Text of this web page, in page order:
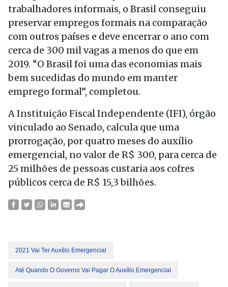
trabalhadores informais, o Brasil conseguiu
preservar empregos formais na comparação
com outros países e deve encerrar o ano com
cerca de 300 mil vagas a menos do que em
2019. “O Brasil foi uma das economias mais
bem sucedidas do mundo em manter
emprego formal”, completou.
A Instituição Fiscal Independente (IFI), órgão
vinculado ao Senado, calcula que uma
prorrogação, por quatro meses do auxílio
emergencial, no valor de R$ 300, para cerca de
25 milhões de pessoas custaria aos cofres
públicos cerca de R$ 15,3 bilhões.
2021 Vai Ter Auxílio Emergencial
Até Quando O Governo Vai Pagar O Auxílio Emergencial